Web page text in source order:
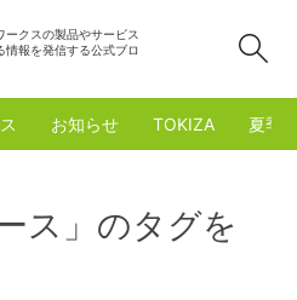
ークスの製品やサービス
情報を発信する公式ブロ
お知らせ TOKIZA 夏季
ス」のタグを